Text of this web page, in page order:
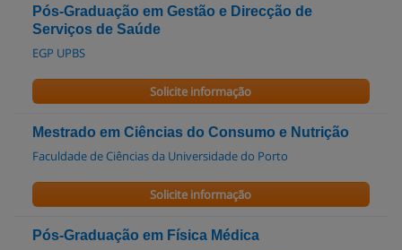
Pós-Graduação em Gestão e Direcção de
Serviços de Saúde
EGP UPBS
Solicite informação
Mestrado em Ciências do Consumo e Nutrição
Faculdade de Ciências da Universidade do Porto
Solicite informação
Pós-Graduação em Física Médica